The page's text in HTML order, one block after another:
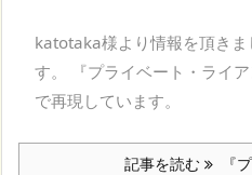
katotaka様より情報を頂きま
す。 『プライベート・ライ
で再現しています。
記事を読む 『